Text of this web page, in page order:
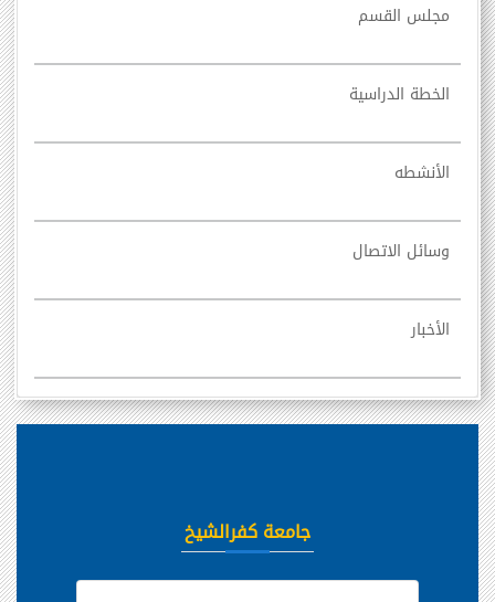
مجلس القسم
الخطة الدراسية
الأنشطه
وسائل الاتصال
الأخبار
جامعة كفرالشيخ